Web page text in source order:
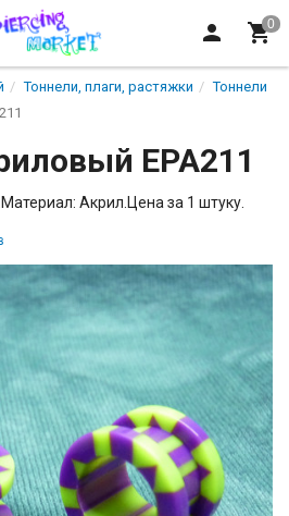
Тоннели, плаги, растяжки
Тоннели
EPA211
Акрил.Цена за 1 штуку.